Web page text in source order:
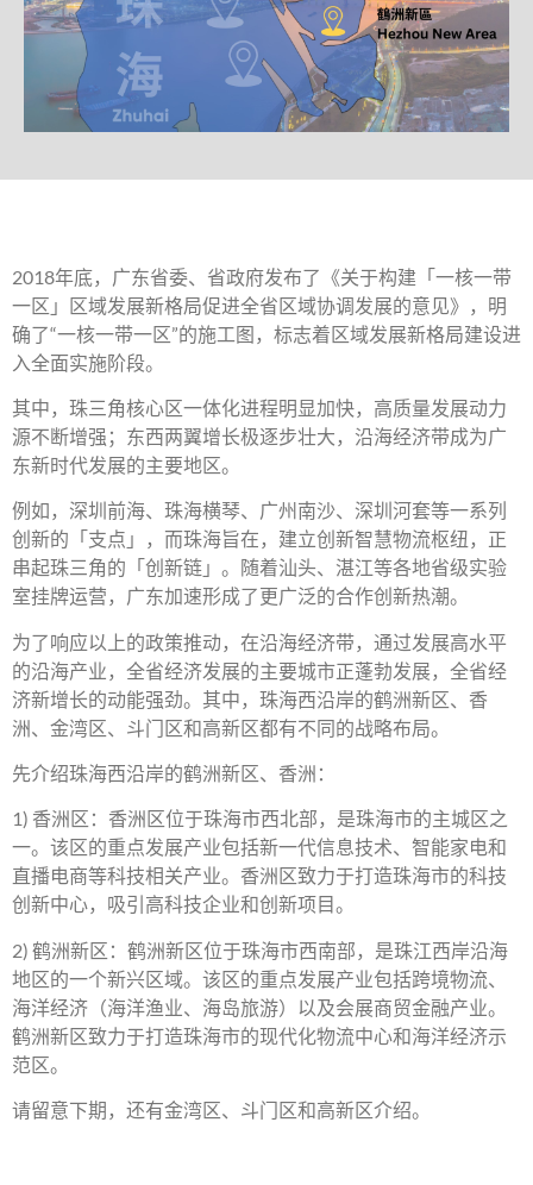
2018年底，广东省委、省政府发布了《关于构建「一核一带
一区」区域发展新格局促进全省区域协调发展的意见》，明
确了“一核一带一区”的施工图，标志着区域发展新格局建设进
入全面实施阶段。
其中，珠三角核心区一体化进程明显加快，高质量发展动力
源不断增强；东西两翼增长极逐步壮大，沿海经济带成为广
东新时代发展的主要地区。
例如，深圳前海、珠海横琴、广州南沙、深圳河套等一系列
创新的「支点」，而珠海旨在，建立创新智慧物流枢纽，正
串起珠三角的「创新链」。随着汕头、湛江等各地省级实验
室挂牌运营，广东加速形成了更广泛的合作创新热潮。
为了响应以上的政策推动，在沿海经济带，通过发展高水平
的沿海产业，全省经济发展的主要城市正蓬勃发展，全省经
济新增长的动能强劲。其中，珠海西沿岸的鹤洲新区、香
洲、金湾区、斗门区和高新区都有不同的战略布局。
先介绍珠海西沿岸的鹤洲新区、香洲：
1) 香洲区：香洲区位于珠海市西北部，是珠海市的主城区之
一。该区的重点发展产业包括新一代信息技术、智能家电和
直播电商等科技相关产业。香洲区致力于打造珠海市的科技
创新中心，吸引高科技企业和创新项目。
2) 鹤洲新区：鹤洲新区位于珠海市西南部，是珠江西岸沿海
地区的一个新兴区域。该区的重点发展产业包括跨境物流、
海洋经济（海洋渔业、海岛旅游）以及会展商贸金融产业。
鹤洲新区致力于打造珠海市的现代化物流中心和海洋经济示
范区。
请留意下期，还有金湾区、斗门区和高新区介绍。